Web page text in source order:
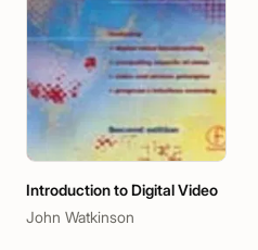
Introduction to Digital Video
John Watkinson